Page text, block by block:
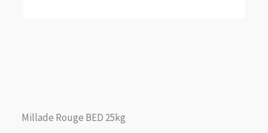
Millade Rouge BED 25kg